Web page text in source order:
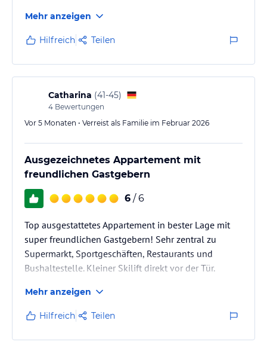
Mehr anzeigen
Hilfreich Teilen
Catharina (41-45)
4 Bewertungen
Vor 5 Monaten • Verreist als Familie im Februar 2026
Ausgezeichnetes Appartement mit
freundlichen Gastgebern
6 / 6
Top ausgestattetes Appartement in bester Lage mit
super freundlichen Gastgebern! Sehr zentral zu
Supermarkt, Sportgeschäften, Restaurants und
Bushaltestelle. Kleiner Skilift direkt vor der Tür.
Mehr anzeigen
Hilfreich Teilen